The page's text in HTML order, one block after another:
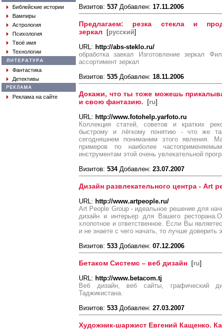
Библейские истории
Вампиры
Астрология
Психология
Твоё имя
Технологии
Фантастика
Детективы
Реклама на сайте
Визитов: 537 Добавлен: 17.11.2006
Предлагаем: резка стекла и
зеркал [русский]
URL: http://abs-steklo.ru/
обработка заекал Изготовление зеркал
ассортимент зеркал
Визитов: 535 Добавлен: 18.11.2006
Докажи, что ты тоже можешь
и свою фантазию. [ru]
URL: http://www.fotohelp.yarfoto.ru
Коллекция статей, советов и кратких
быстрому и лёгкому понятию - что же
сегодняшнем пониманмм этого явления.
примеров по наиболее
инструментам этой очень увлекательной
Визитов: 534Добавлен: 23.07.2007
Дизайн развлекательного центра - Art
URL: http://www.artpeople.ru/
Art People Group - идеальное решение для
дизайн и интерьер для Вашего
хлопотное и ответственное. Если Вы
и не знаете с чего начать, то лучше
Визитов: 533 Добавлен: 07.12.2006
Бетаком Системс – веб дизайн [ru]
URL: http://www.betacom.tj
Веб дизайн, веб сайты, графический
Таджикистана.
Визитов: 533 Добавлен: 27.03.2007
Художник-шаржист Евгений Кащенко.